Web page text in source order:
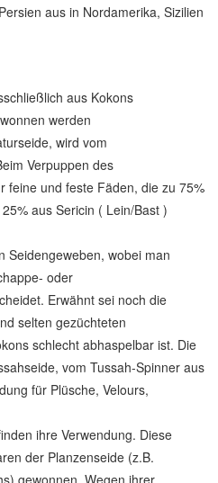
aus in Nordamerika, Sizilien
aus Kokons
werden
wird vom
Verpuppen des
feine und feste Fäden, die zu 75%
aus Sericin ( Lein/Bast )
Seidengeweben, wobei man
oder
Erwähnt sei noch die
selten gezüchteten
schlecht abhaspelbar ist. Die
vom Tussah-Spinner aus
für Plüsche, Velours,
ihre Verwendung. Diese
der Planzenseide (z.B.
gewonnen. Wegen ihrer